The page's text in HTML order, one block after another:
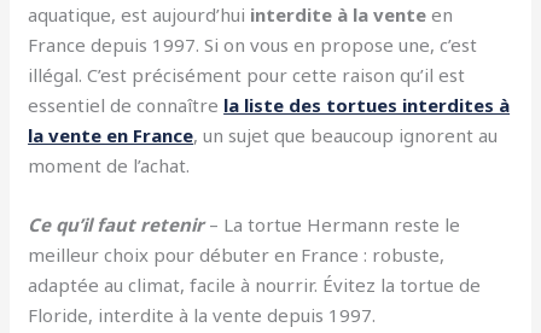
aquatique, est aujourd’hui interdite à la vente en
France depuis 1997. Si on vous en propose une, c’est
illégal. C’est précisément pour cette raison qu’il est
essentiel de connaître la liste des tortues interdites à
la vente en France, un sujet que beaucoup ignorent au
moment de l’achat.
Ce qu’il faut retenir– La tortue Hermann reste le
meilleur choix pour débuter en France : robuste,
adaptée au climat, facile à nourrir. Évitez la tortue de
Floride, interdite à la vente depuis 1997.